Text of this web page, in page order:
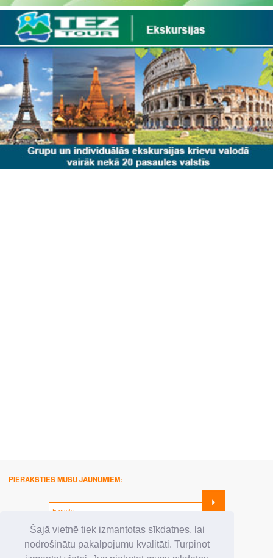
Šajā vietnē tiek izmantotas sīkdatnes, lai
nodrošinātu pakalpojumu kvalitāti. Turpinot
PIERAKSTIES MŪSU JAUNUMIEM:
SEKO MUMS: